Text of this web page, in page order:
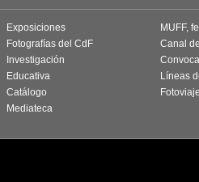
Exposiciones
Fotografías del CdF
Investigación
Educativa
Catálogo
Mediateca
MUFF,
Canal
Líneas